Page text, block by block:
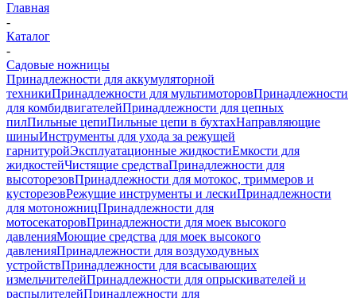
Главная
-
Каталог
-
Садовые ножницы
Принадлежности для аккумуляторной
техникиПринадлежности для мультимоторовПринадлежности
для комбидвигателейПринадлежности для цепных
пилПильные цепиПильные цепи в бухтахНаправляющие
шиныИнструменты для ухода за режущей
гарнитуройЭксплуатационные жидкостиЕмкости для
жидкостейЧистящие средстваПринадлежности для
высоторезовПринадлежности для мотокос, триммеров и
кусторезовРежущие инструменты и лескиПринадлежности
для мотоножницПринадлежности для
мотосекаторовПринадлежности для моек высокого
давленияМоющие средства для моек высокого
давленияПринадлежности для воздуходувных
устройствПринадлежности для всасывающих
измельчителейПринадлежности для опрыскивателей и
распылителейПринадлежности для